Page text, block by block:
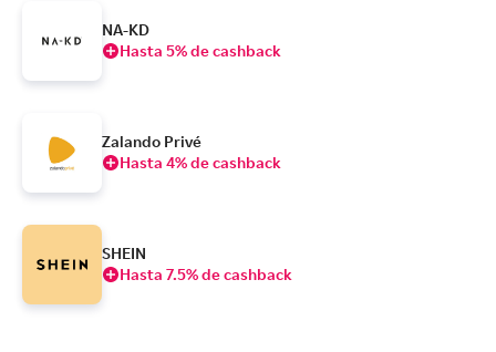
NA-KD
Hasta 5% de cashback
Zalando Privé
Hasta 4% de cashback
SHEIN
Hasta 7.5% de cashback